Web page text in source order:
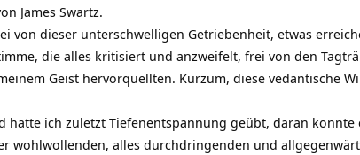
James Swartz.
von dieser unterschwelligen Getriebenheit, etwas
die alles kritisiert und anzweifelt, frei von den
Geist hervorquellten. Kurzum, diese vedantische
hatte ich zuletzt Tiefenentspannung geübt, daran konnte
wohlwollenden, alles durchdringenden und